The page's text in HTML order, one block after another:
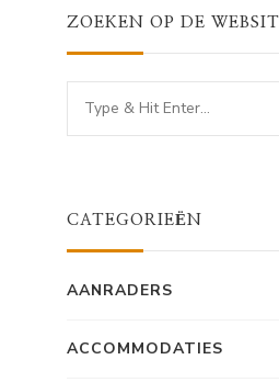
ZOEKEN OP DE
Looking
for
CATEGORIEËN
AANRADERS
ACCOMMODATIES